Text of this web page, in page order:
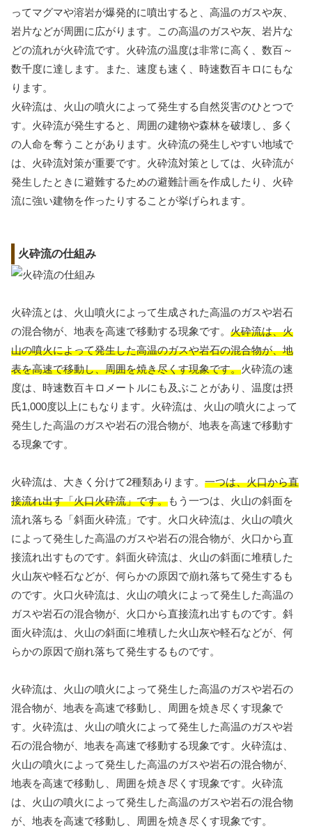
ってマグマや溶岩が爆発的に噴出すると、高温のガスや灰、
岩片などが周囲に広がります。この高温のガスや灰、岩片な
どの流れが火砕流です。火砕流の温度は非常に高く、数百～
数千度に達します。また、速度も速く、時速数百キロにもな
ります。
火砕流は、火山の噴火によって発生する自然災害のひとつで
す。火砕流が発生すると、周囲の建物や森林を破壊し、多く
の人命を奪うことがあります。火砕流の発生しやすい地域で
は、火砕流対策が重要です。火砕流対策としては、火砕流が
発生したときに避難するための避難計画を作成したり、火砕
流に強い建物を作ったりすることが挙げられます。
火砕流の仕組み
火砕流とは、火山噴火によって生成された高温のガスや岩石
の混合物が、地表を高速で移動する現象です。 火砕流は、火
山の噴火によって発生した高温のガスや岩石の混合物が、地
表を高速で移動し、周囲を焼き尽くす現象です。火砕流の速
度は、時速数百キロメートルにも及ぶことがあり、温度は摂
氏1,000度以上にもなります。火砕流は、火山の噴火によって
発生した高温のガスや岩石の混合物が、地表を高速で移動す
る現象です。
火砕流は、大きく分けて2種類あります。 一つは、火口から直
接流れ出す「火口火砕流」です。もう一つは、火山の斜面を
流れ落ちる「斜面火砕流」です。火口火砕流は、火山の噴火
によって発生した高温のガスや岩石の混合物が、火口から直
接流れ出すものです。斜面火砕流は、火山の斜面に堆積した
火山灰や軽石などが、何らかの原因で崩れ落ちて発生するも
のです。火口火砕流は、火山の噴火によって発生した高温の
ガスや岩石の混合物が、火口から直接流れ出すものです。斜
面火砕流は、火山の斜面に堆積した火山灰や軽石などが、何
らかの原因で崩れ落ちて発生するものです。
火砕流は、火山の噴火によって発生した高温のガスや岩石の
混合物が、地表を高速で移動し、周囲を焼き尽くす現象で
す。火砕流は、火山の噴火によって発生した高温のガスや岩
石の混合物が、地表を高速で移動する現象です。火砕流は、
火山の噴火によって発生した高温のガスや岩石の混合物が、
地表を高速で移動し、周囲を焼き尽くす現象です。火砕流
は、火山の噴火によって発生した高温のガスや岩石の混合物
が、地表を高速で移動し、周囲を焼き尽くす現象です。